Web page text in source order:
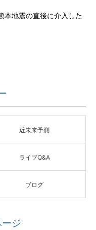
本地震の直後に介入した
近未来予測
ライブQ&A
ブログ
ジ